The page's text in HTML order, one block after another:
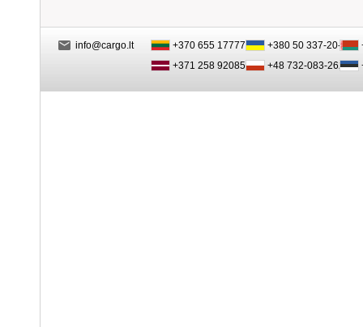
info@cargo.lt
+370 655 17777
+371 258 92085
+380 50 337-20-47
+48 732-083-262